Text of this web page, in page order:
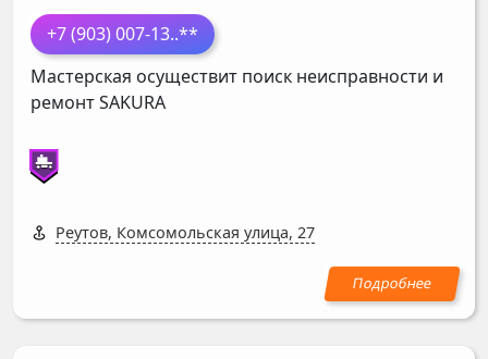
+7 (903) 007-13..**
Мастерская осуществит поиск неисправности и
ремонтSAKURA
Реутов, Комсомольская улица, 27